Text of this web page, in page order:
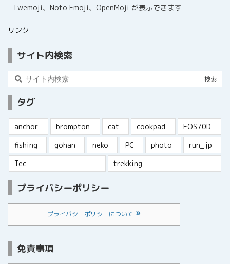
Twemoji、Noto Emoji、OpenMoji が表示できます
リンク
サイト内検索
タグ
anchor brompton cat cookpad
EOS70D
fishing
gohan neko PC photo
run_jp
Tec
trekking
プライバシーポリシー
プライバシーポリシーについて
免責事項